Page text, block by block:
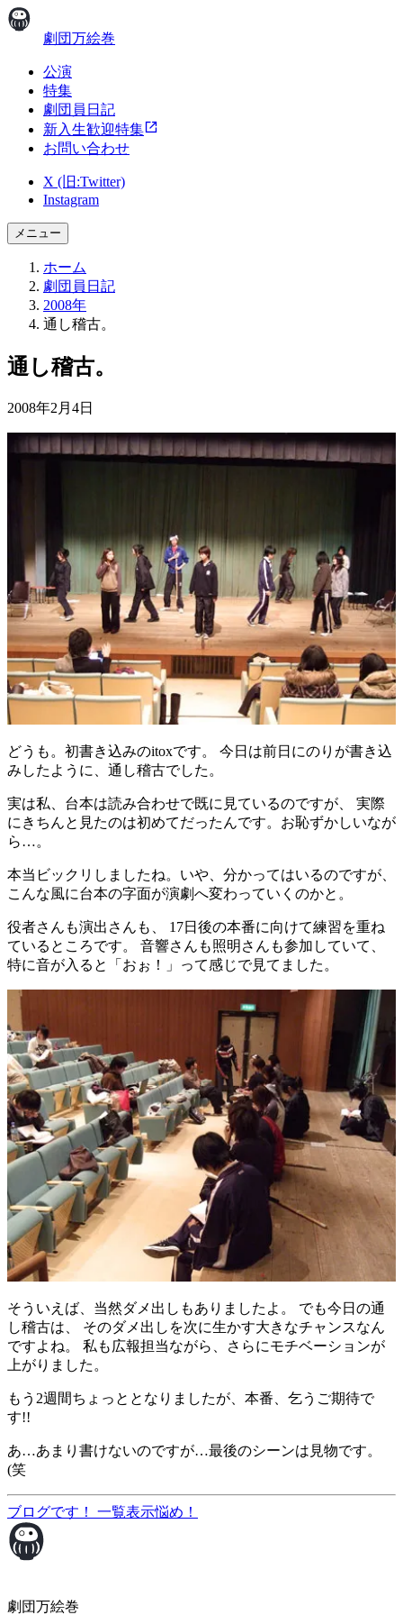
劇団万絵巻
公演
特集
劇団員日記
新入生歓迎特集
お問い合わせ
X (旧:Twitter)
Instagram
メニュー
ホーム
劇団員日記
2008年
通し稽古。
通し稽古。
2008年2月4日
どうも。初書き込みのitoxです。 今日は前日にのりが書き込
みしたように、通し稽古でした。
実は私、台本は読み合わせで既に見ているのですが、 実際
にきちんと見たのは初めてだったんです。お恥ずかしいなが
ら…。
本当ビックリしましたね。いや、分かってはいるのですが、
こんな風に台本の字面が演劇へ変わっていくのかと。
役者さんも演出さんも、 17日後の本番に向けて練習を重ね
ているところです。 音響さんも照明さんも参加していて、
特に音が入ると「おぉ！」って感じで見てました。
そういえば、当然ダメ出しもありましたよ。 でも今日の通
し稽古は、 そのダメ出しを次に生かす大きなチャンスなん
ですよね。 私も広報担当ながら、さらにモチベーションが
上がりました。
もう2週間ちょっととなりましたが、本番、乞うご期待で
す!!
あ…あまり書けないのですが…最後のシーンは見物です。
(笑
ブログです！ 一覧表示悩め！
劇団万絵巻